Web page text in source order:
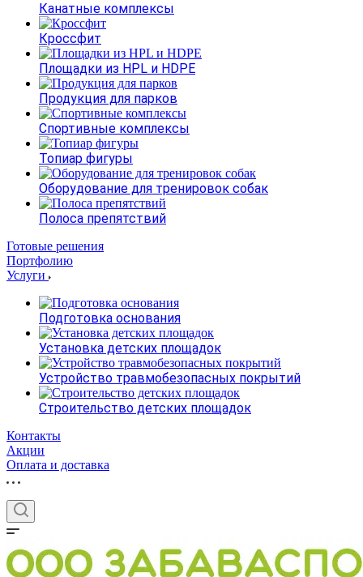
Канатные комплексы
Кроссфит
Площадки из HPL и HDPE
Продукция для парков
Спортивные комплексы
Топиар фигуры
Оборудование для тренировок собак
Полоса препятствий
Готовые решения
Портфолию
Услуги
Подготовка основания
Установка детских площадок
Устройство травмобезопасных покрытий
Строительство детских площадок
Контакты
Акции
Оплата и доставка